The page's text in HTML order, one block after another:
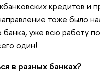
кредитов и
тоже было
банка, уже всю работу
один!
в разных банках?